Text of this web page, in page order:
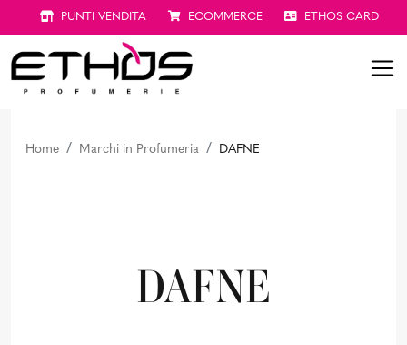
PUNTI VENDITA ECOMMERCE ETHOS CARD
Home Marchi in Profumeria DAFNE
DAFNE